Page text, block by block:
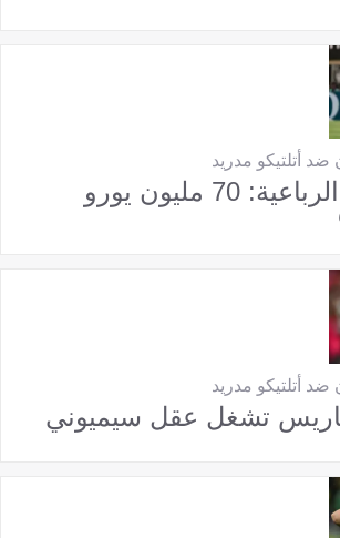
أتلتيكو مدريد
سيميوني بعد الرباعية: 70 مليون يورو
أتلتيكو مدريد
تشغل عقل سيميوني